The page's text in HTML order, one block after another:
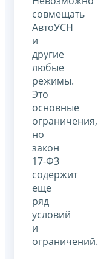
совмещать
АвтоУСН
и
другие
любые
режимы.
Это
основные
ограничения,
но
закон
17-ФЗ
содержит
еще
ряд
условий
и
ограничений.